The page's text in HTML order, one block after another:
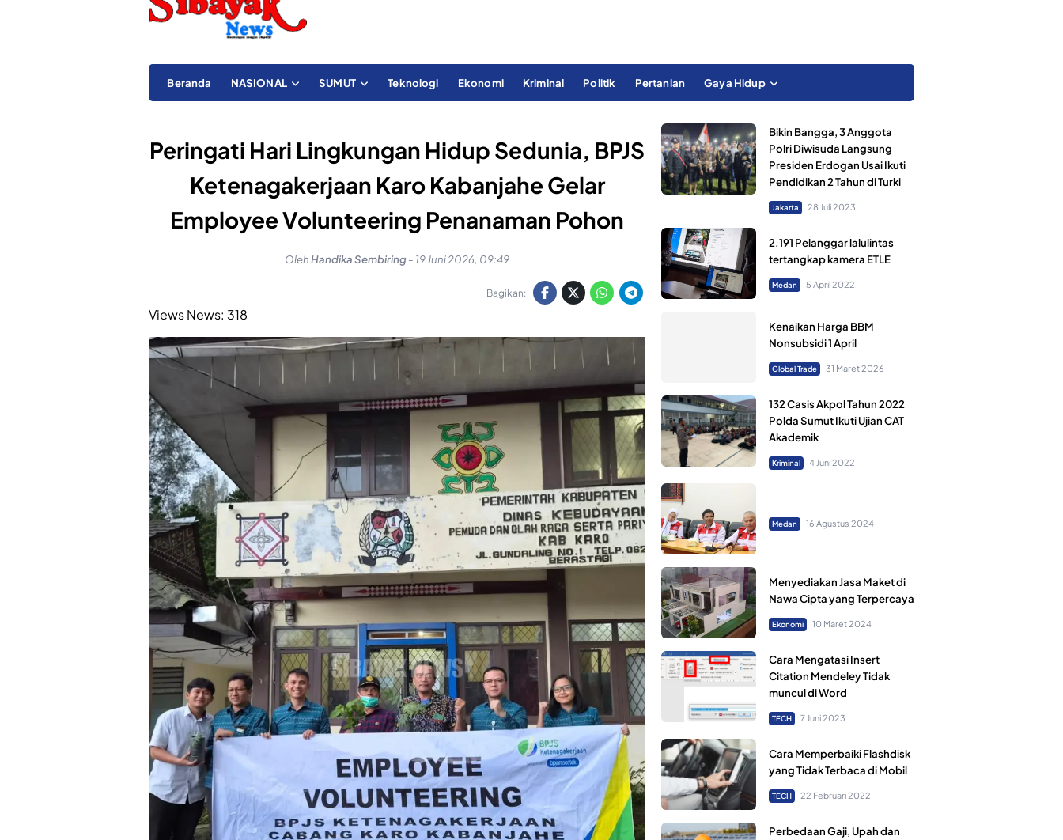
Beranda NASIONAL SUMUT Teknologi Ekonomi Kriminal Politik Pertanian Gaya Hidup
Peringati Hari Lingkungan Hidup Sedunia, BPJS
Ketenagakerjaan Karo Kabanjahe Gelar
Employee Volunteering Penanaman Pohon
OlehHandika Sembiring- 19 Juni 2026, 09:49
Bagikan:
Views News: 318
Bikin Bangga, 3 Anggota
Polri Diwisuda Langsung
Presiden Erdogan Usai Ikuti
Pendidikan 2 Tahun di Turki
Jakarta 28 Juli 2023
2.191 Pelanggar lalulintas
tertangkap kamera ETLE
Medan 5 April 2022
Kenaikan Harga BBM
Nonsubsidi 1 April
Global Trade 31 Maret 2026
132 Casis Akpol Tahun 2022
Polda Sumut Ikuti Ujian CAT
Akademik
Kriminal 4 Juni 2022
Medan 16 Agustus 2024
Menyediakan Jasa Maket di
Nawa Cipta yang Terpercaya
Ekonomi 10 Maret 2024
Cara Mengatasi Insert
Citation Mendeley Tidak
muncul di Word
TECH 7 Juni 2023
Cara Memperbaiki Flashdisk
yang Tidak Terbaca di Mobil
TECH 22 Februari 2022
Perbedaan Gaji, Upah dan